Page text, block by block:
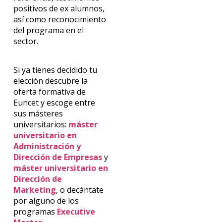
positivos de ex alumnos,
así como reconocimiento
del programa en el
sector.
Si ya tienes decidido tu
elección descubre la
oferta formativa de
Euncet y escoge entre
sus másteres
universitarios: máster
universitario en
Administración y
Dirección de Empresasy
máster universitario en
Dirección de
Marketing, o decántate
por alguno de los
programas Executive